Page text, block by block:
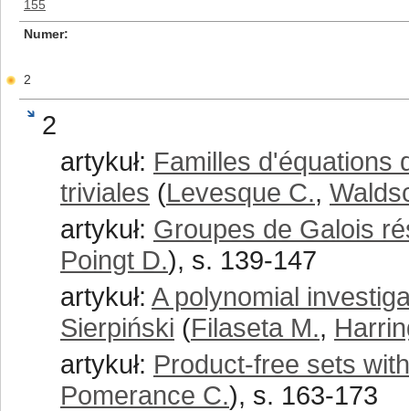
155
Numer
2
2
artykuł: Familles d'équations
triviales (Levesque C.,
artykuł: Groupes de Galois
Poingt D.), s. 139-147
artykuł: A polynomial
Sierpiński (Filaseta M.,
artykuł: Product-free sets
Pomerance C.), s. 163-173